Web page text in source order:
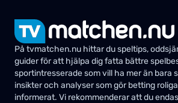
På tvmatchen.nu hittar du speltips,
guider för att hjälpa dig fatta bättre
sportintresserade som vill ha mer än bara
insikter och analyser som gör betting
informerat. Vi rekommenderar att du